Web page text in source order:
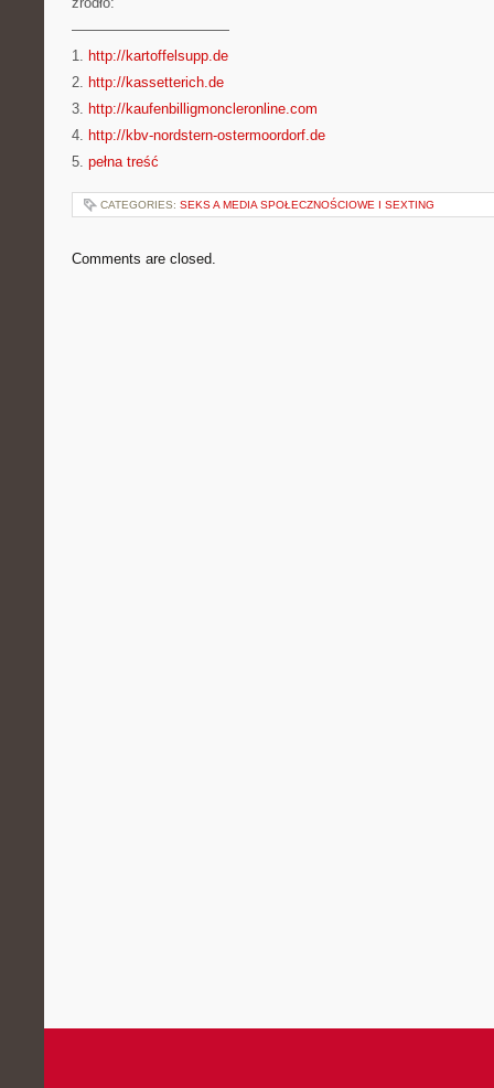
———————————
1. http://kartoffelsupp.de
2. http://kassetterich.de
3. http://kaufenbilligmoncleronline.com
4. http://kbv-nordstern-ostermoordorf.de
5. pełna treść
CATEGORIES: SEKS A MEDIA SPOŁECZNOŚCIOWE I SEXTING
Comments are closed.